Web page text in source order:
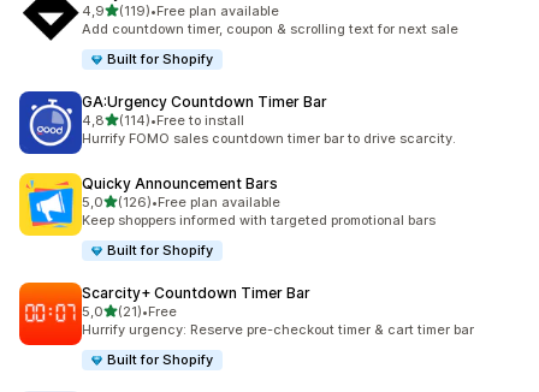
4,9av 5 stjerner
(119)
Totalt 119 omtaler
•Free plan available
Add countdown timer, coupon & scrolling text for next sale
Built for Shopify
GA:Urgency Countdown Timer Bar
4,8av 5 stjerner
(114)
Totalt 114 omtaler
•Free to install
Hurrify FOMO sales countdown timer bar to drive scarcity.
Quicky Announcement Bars
5,0av 5 stjerner
(126)
Totalt 126 omtaler
•Free plan available
Keep shoppers informed with targeted promotional bars
Built for Shopify
Scarcity+ Countdown Timer Bar
5,0av 5 stjerner
(21)
Totalt 21 omtaler
•Free
Hurrify urgency: Reserve pre-checkout timer & cart timer bar
Built for Shopify